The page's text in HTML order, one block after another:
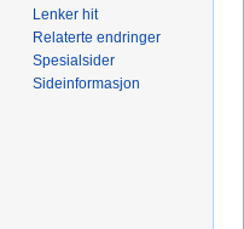
Lenker hit
Relaterte endringer
Spesialsider
Sideinformasjon